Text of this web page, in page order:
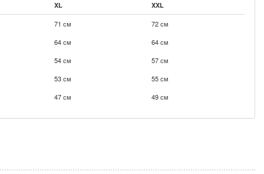
XL XXL
71 см
72 см
64 см
64 см
54 см
57 см
53 см
55 см
47 см 49 см